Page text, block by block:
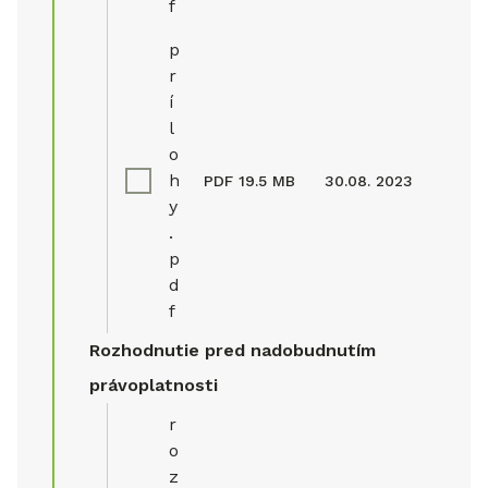
f
p
r
í
l
o
h
y
.
p
d
f
PDF 19.5 MB 30.08. 2023
Rozhodnutie pred nadobudnutím
právoplatnosti
r
o
z